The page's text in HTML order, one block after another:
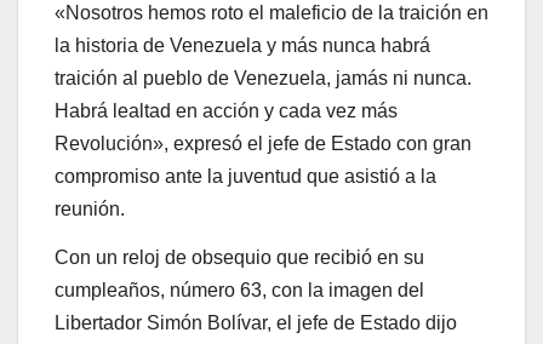
«Nosotros hemos roto el maleficio de la traición en
la historia de Venezuela y más nunca habrá
traición al pueblo de Venezuela, jamás ni nunca.
Habrá lealtad en acción y cada vez más
Revolución», expresó el jefe de Estado con gran
compromiso ante la juventud que asistió a la
reunión.
Con un reloj de obsequio que recibió en su
cumpleaños, número 63, con la imagen del
Libertador Simón Bolívar, el jefe de Estado dijo